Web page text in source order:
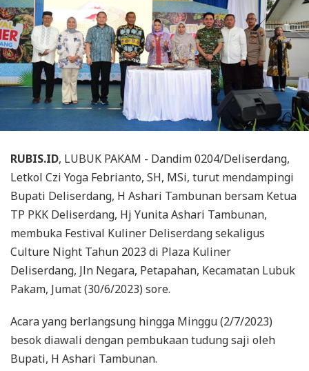
RUBIS.ID, LUBUK PAKAM - Dandim 0204/Deliserdang,
Letkol Czi Yoga Febrianto, SH, MSi, turut mendampingi
Bupati Deliserdang, H Ashari Tambunan bersam Ketua
TP PKK Deliserdang, Hj Yunita Ashari Tambunan,
membuka Festival Kuliner Deliserdang sekaligus
Culture Night Tahun 2023 di Plaza Kuliner
Deliserdang, Jln Negara, Petapahan, Kecamatan Lubuk
Pakam, Jumat (30/6/2023) sore.
Acara yang berlangsung hingga Minggu (2/7/2023)
besok diawali dengan pembukaan tudung saji oleh
Bupati, H Ashari Tambunan.